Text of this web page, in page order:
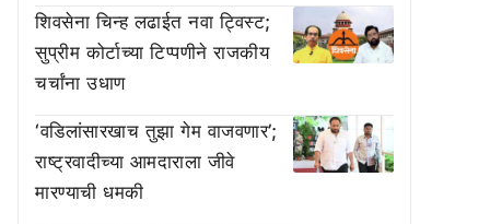
शिवसेना चिन्ह लढाईत नवा ट्विस्ट;
सुप्रीम कोर्टाच्या टिप्पणीने राजकीय
चर्चांना उधाण
‘वडिलांसारखाच तुझा गेम वाजवणार’;
राष्ट्रवादीच्या आमदाराला जीवे
मारण्याची धमकी